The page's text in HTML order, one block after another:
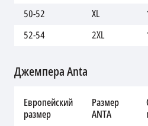
50-52
XL
52-54
2XL
Джемпера Anta
Европейский
размер
Размер
ANTA